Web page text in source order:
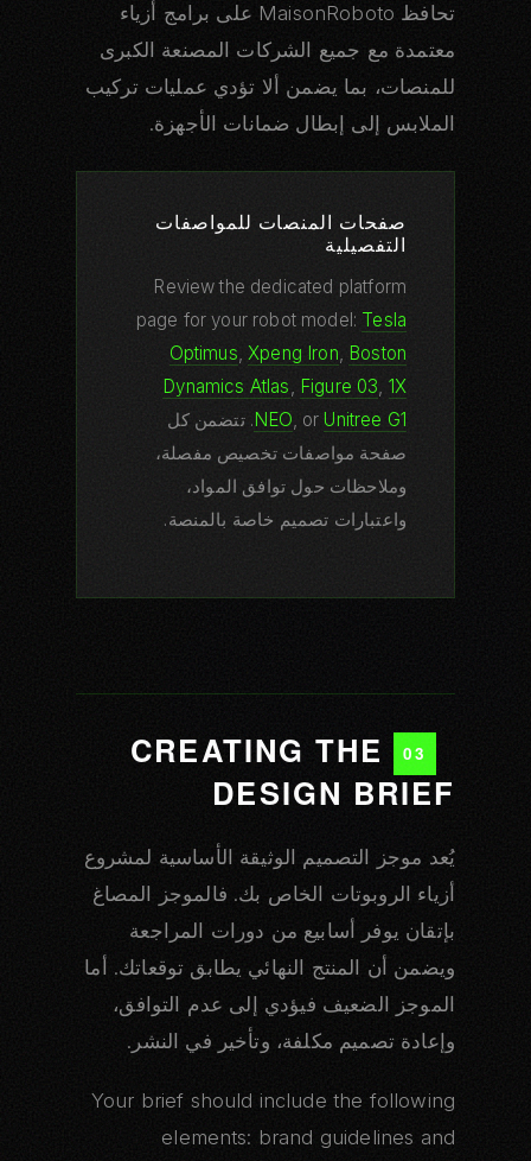
تحافظ MaisonRoboto على برامج أزياء
معتمدة مع جميع الشركات المصنعة الكبرى
للمنصات، بما يضمن ألا تؤدي عمليات تركيب
الملابس إلى إبطال ضمانات الأجهزة.
صفحات المنصات للمواصفات
التفصيلية
Review the dedicated platform
page for your robot model: Tesla
Optimus,Xpeng Iron, Boston
Dynamics Atlas, Figure 03, 1X
NEO, orUnitree G1
. تتضمن كل
صفحة مواصفات تخصيص مفصلة،
وملاحظات حول توافق المواد،
واعتبارات تصميم خاصة بالمنصة.
03
CREATING THE
DESIGN BRIEF
يُعد موجز التصميم الوثيقة الأساسية لمشروع
أزياء الروبوتات الخاص بك. فالموجز المصاغ
بإتقان يوفر أسابيع من دورات المراجعة
ويضمن أن المنتج النهائي يطابق توقعاتك. أما
الموجز الضعيف فيؤدي إلى عدم التوافق،
وإعادة تصميم مكلفة، وتأخير في النشر.
Your brief should include the following
elements: brand guidelines and